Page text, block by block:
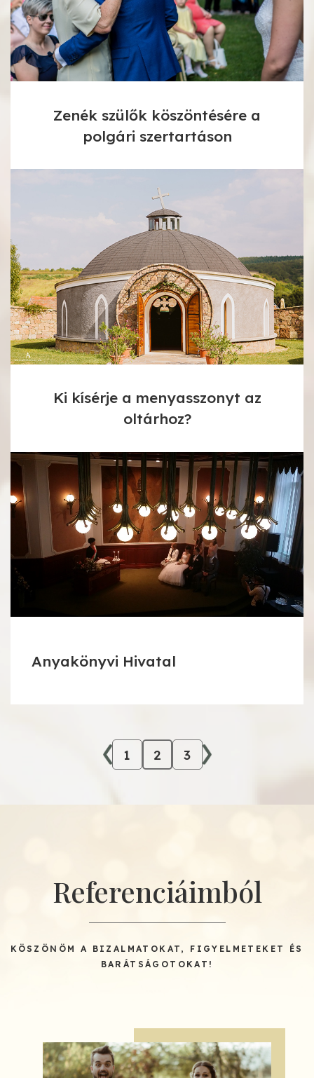
Zenék szülők köszöntésére a
polgári szertartáson
Ki kísérje a menyasszonyt az
oltárhoz?
Anyakönyvi Hivatal
1 2 3
Referenciáimból
KÖSZÖNÖM A BIZALMATOKAT, FIGYELMETEKET ÉS
BARÁTSÁGOTOKAT!